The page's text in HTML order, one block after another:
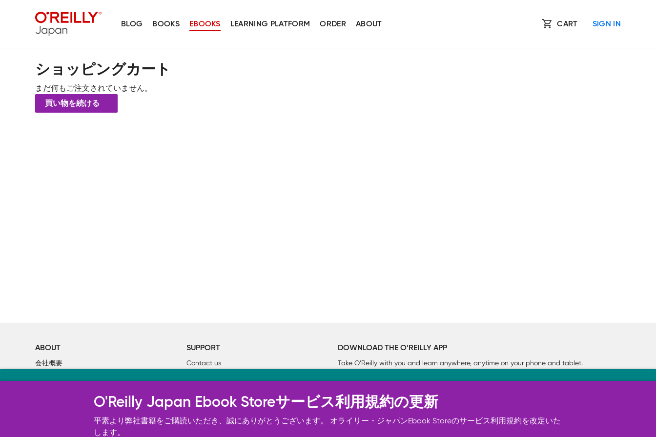
BLOG BOOKS EBOOKS LEARNING PLATFORM ORDER ABOUT CART SIGN IN
ショッピングカート
まだ何もご注文されていません。
買い物を続ける
ABOUT
会社概要
SUPPORT
Contact us
DOWNLOAD THE O’REILLY APP
Take O’Reilly with you and learn anywhere, anytime on your phone and tablet.
オライリー・ジャパンのWeb サイトは正常に機能するためにいくつかの Cookie を必要とします（必須）。 このほか、サイト使用状
況の分析、ユーザー・エクスペリエンスの向上、広告宣伝のために、お客様の同意を得て、その他の Cookie を使用することがありま
す。 詳細については
O'Reilly Japan Ebook Storeサービス利用規約の更新
平素より弊社書籍をご購読いただき、誠にありがとうございます。 オライリー・ジャパンEbook Storeのサービス利用規約を改定いた
します。